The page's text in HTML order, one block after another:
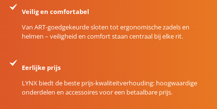
Veilig en comfortabel
Van ART-goedgekeurde sloten tot ergonomische zadels en
helmen – veiligheid en comfort staan centraal bij elke rit.
Eerlijke prijs
LYNX biedt de beste prijs-kwaliteitverhouding: hoogwaardige
onderdelen en accessoires voor een betaalbare prijs.